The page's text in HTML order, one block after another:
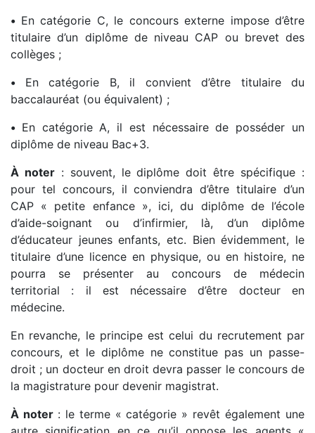
• En catégorie C, le concours externe impose d’être
titulaire d’un diplôme de niveau CAP ou brevet des
collèges ;
• En catégorie B, il convient d’être titulaire du
baccalauréat (ou équivalent) ;
• En catégorie A, il est nécessaire de posséder un
diplôme de niveau Bac+3.
À noter: souvent, le diplôme doit être spécifique :
pour tel concours, il conviendra d’être titulaire d’un
CAP « petite enfance », ici, du diplôme de l’école
d’aide-soignant ou d’infirmier, là, d’un diplôme
d’éducateur jeunes enfants, etc. Bien évidemment, le
titulaire d’une licence en physique, ou en histoire, ne
pourra se présenter au concours de médecin
territorial : il est nécessaire d’être docteur en
médecine.
En revanche, le principe est celui du recrutement par
concours, et le diplôme ne constitue pas un passe-
droit ; un docteur en droit devra passer le concours de
la magistrature pour devenir magistrat.
À noter : le terme « catégorie » revêt également une